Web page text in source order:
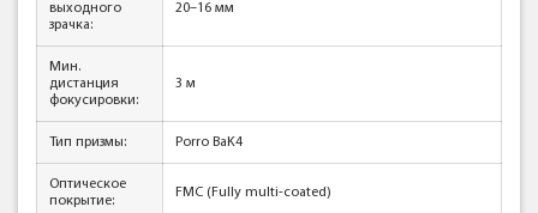
выходного
зрачка:
20–16 мм
Мин.
дистанция
фокусировки:
3 м
Тип призмы: Porro BaK4
Оптическое
покрытие:
FMC (Fully multi-coated)